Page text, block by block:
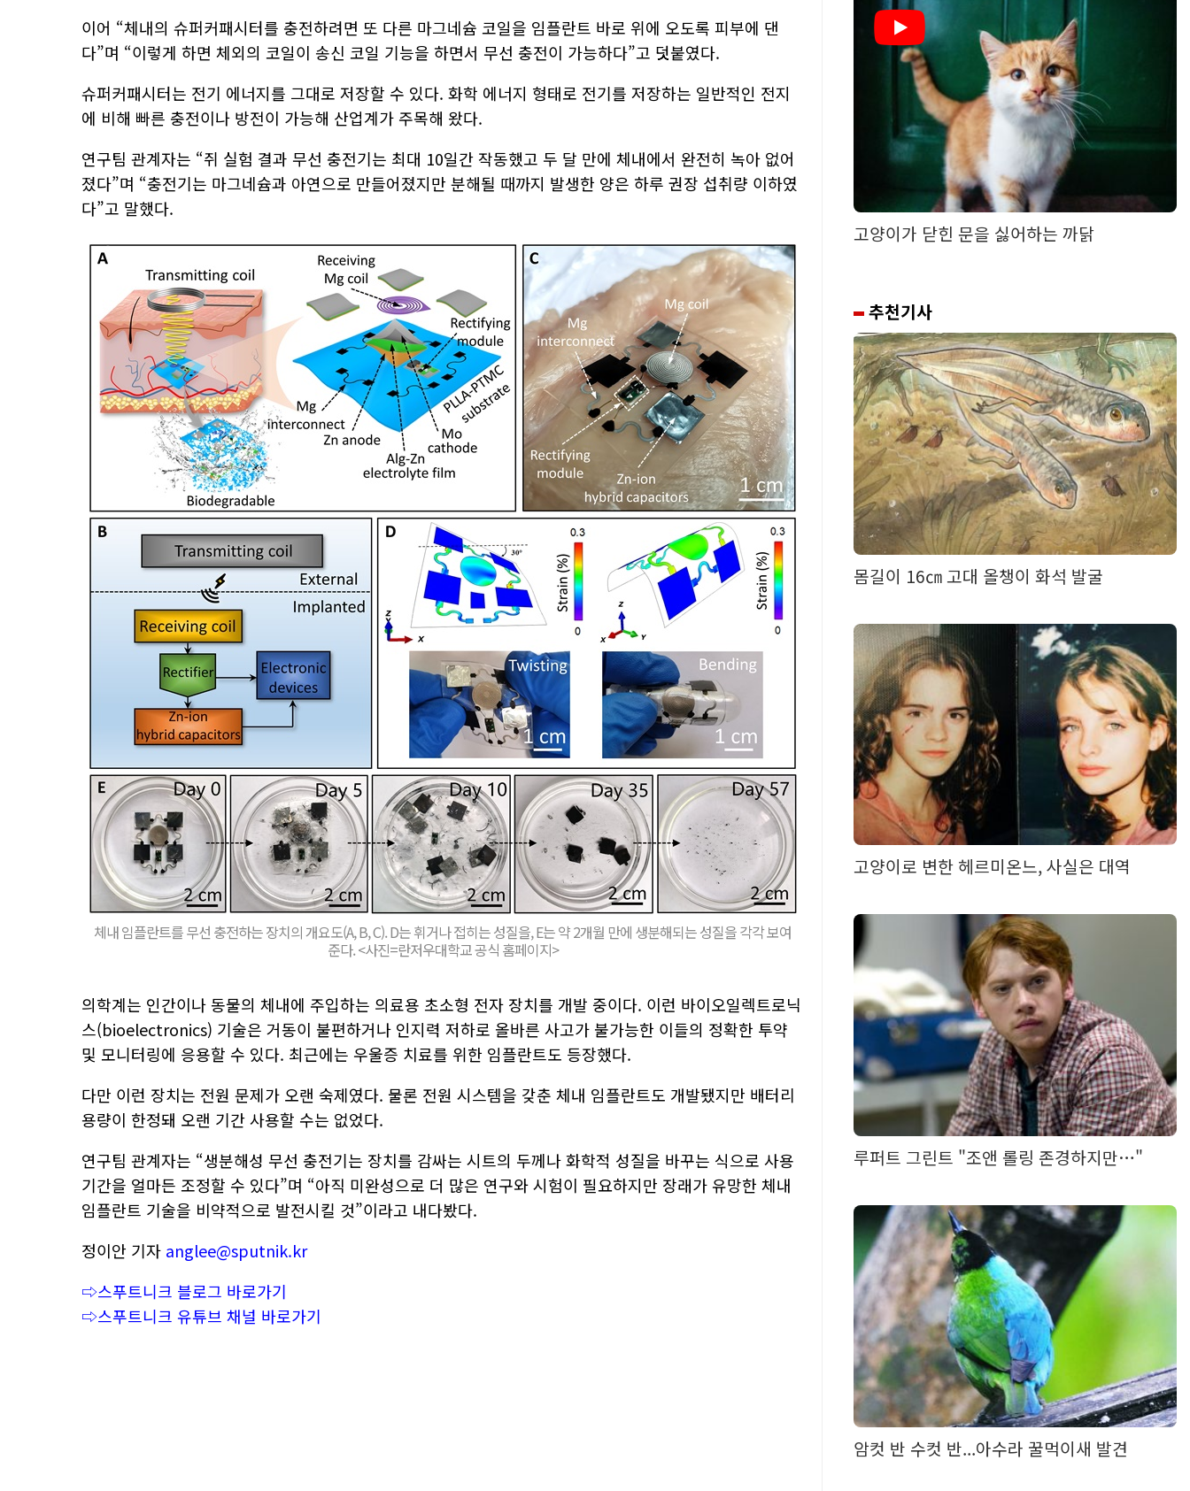
이어 “체내의 슈퍼커패시터를 충전하려면 또 다른 마그네슘 코일을 임플란트 바로 위에 오도록 피부에 댄
다”며 “이렇게 하면 체외의 코일이 송신 코일 기능을 하면서 무선 충전이 가능하다”고 덧붙였다.
슈퍼커패시터는 전기 에너지를 그대로 저장할 수 있다. 화학 에너지 형태로 전기를 저장하는 일반적인 전지
에 비해 빠른 충전이나 방전이 가능해 산업계가 주목해 왔다.
연구팀 관계자는 “쥐 실험 결과 무선 충전기는 최대 10일간 작동했고 두 달 만에 체내에서 완전히 녹아 없어
졌다”며 “충전기는 마그네슘과 아연으로 만들어졌지만 분해될 때까지 발생한 양은 하루 권장 섭취량 이하였
다”고 말했다.
체내 임플란트를 무선 충전하는 장치의 개요도(A, B, C). D는 휘거나 접히는 성질을, E는 약 2개월 만에 생분해되는 성질을 각각 보여
준다. <사진=란저우대학교 공식 홈페이지>
의학계는 인간이나 동물의 체내에 주입하는 의료용 초소형 전자 장치를 개발 중이다. 이런 바이오일렉트로닉
스(bioelectronics) 기술은 거동이 불편하거나 인지력 저하로 올바른 사고가 불가능한 이들의 정확한 투약
및 모니터링에 응용할 수 있다. 최근에는 우울증 치료를 위한 임플란트도 등장했다.
다만 이런 장치는 전원 문제가 오랜 숙제였다. 물론 전원 시스템을 갖춘 체내 임플란트도 개발됐지만 배터리
용량이 한정돼 오랜 기간 사용할 수는 없었다.
연구팀 관계자는 “생분해성 무선 충전기는 장치를 감싸는 시트의 두께나 화학적 성질을 바꾸는 식으로 사용
기간을 얼마든 조정할 수 있다”며 “아직 미완성으로 더 많은 연구와 시험이 필요하지만 장래가 유망한 체내
임플란트 기술을 비약적으로 발전시킬 것”이라고 내다봤다.
정이안 기자 anglee@sputnik.kr
⇨스푸트니크 블로그 바로가기
⇨스푸트니크 유튜브 채널 바로가기
고양이가 닫힌 문을 싫어하는 까닭
추천기사
몸길이 16㎝ 고대 올챙이 화석 발굴
고양이로 변한 헤르미온느, 사실은 대역
루퍼트 그린트 "조앤 롤링 존경하지만…"
암컷 반 수컷 반...아수라 꿀먹이새 발견